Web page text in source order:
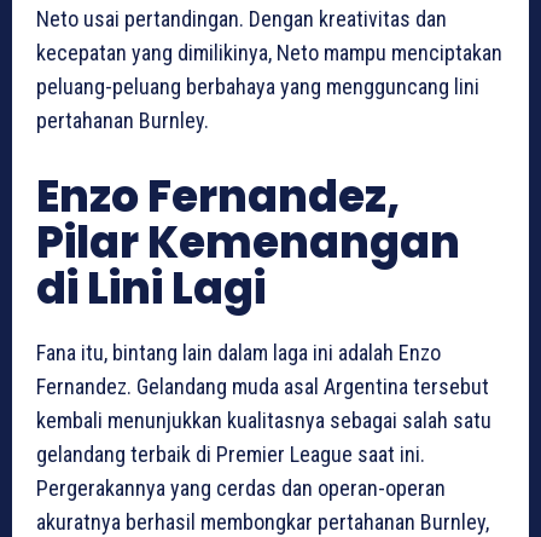
Neto usai pertandingan. Dengan kreativitas dan
kecepatan yang dimilikinya, Neto mampu menciptakan
peluang-peluang berbahaya yang mengguncang lini
pertahanan Burnley.
Enzo Fernandez,
Pilar Kemenangan
di Lini Lagi
Fana itu, bintang lain dalam laga ini adalah Enzo
Fernandez. Gelandang muda asal Argentina tersebut
kembali menunjukkan kualitasnya sebagai salah satu
gelandang terbaik di Premier League saat ini.
Pergerakannya yang cerdas dan operan-operan
akuratnya berhasil membongkar pertahanan Burnley,